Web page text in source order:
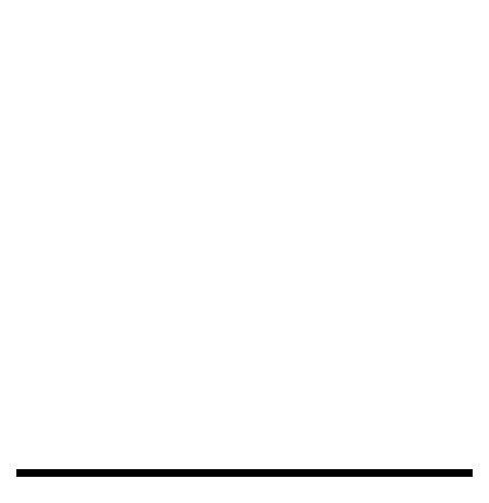
ของผู้ฝากเงินที่ได้รับความคุ้มครองทั้งระบบ ขณะที่กองทุน